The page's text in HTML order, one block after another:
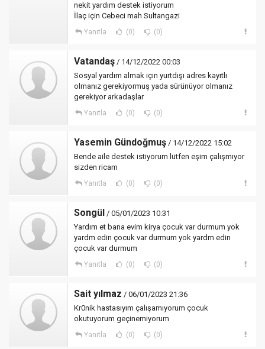
nekit yardım destek istiyorum
İlaç için Cebeci mah Sultangazi
Yanıtla (0) (0)
Vatandaş / 14/12/2022 00:03
Sosyal yardım almak için yurtdışı adres kayıtlı
olmanız gerekiyormuş yada sürünüyor olmanız
gerekiyor arkadaşlar
Yanıtla (0) (0)
Yasemin Gündoğmuş / 14/12/2022 15:02
Bende aile destek istiyorum lütfen eşim çalışmıyor
sizden ricam
Yanıtla (0) (0)
Songül / 05/01/2023 10:31
Yardım et bana evim kirya çocuk var durmum yok
yardm edin çocuk var durmum yok yardm edin
çocuk var durmum
Yanıtla (0) (0)
Sait yılmaz / 06/01/2023 21:36
Kr0nik hastasıyım çalışamıyorum çocuk
okutuyorum geçinemiyorum
Yanıtla (0) (0)